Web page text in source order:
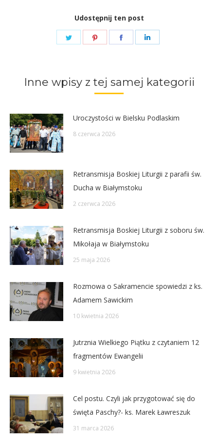
Udostępnij ten post
Share
Share
Share
Inne wpisy z tej samej kategorii
Uroczystości w Bielsku Podlaskim
8 czerwca 2026
Retransmisja Boskiej Liturgii z parafii św.
Ducha w Białymstoku
2 czerwca 2026
Retransmisja Boskiej Liturgii z soboru św.
Mikołaja w Białymstoku
25 maja 2026
Rozmowa o Sakramencie spowiedzi z ks.
Adamem Sawickim
10 kwietnia 2026
Jutrznia Wielkiego Piątku z czytaniem 12
fragmentów Ewangelii
9 kwietnia 2026
Cel postu. Czyli jak przygotować się do
święta Paschy?- ks. Marek Ławreszuk
31 marca 2026